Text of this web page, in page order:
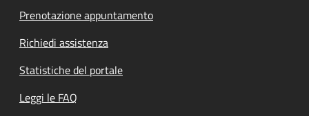
Prenotazione appuntamento
Richiedi assistenza
Statistiche del portale
Leggi le FAQ